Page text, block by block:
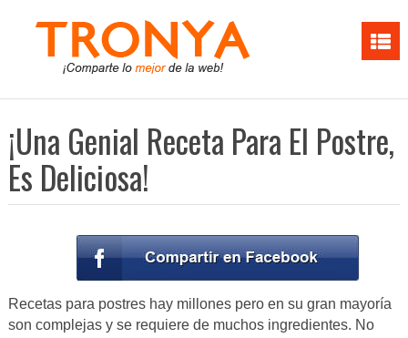
¡Una Genial Receta Para El Postre,
Es Deliciosa!
Recetas para postres hay millones pero en su gran mayoría
son complejas y se requiere de muchos ingredientes. No